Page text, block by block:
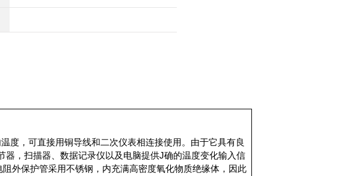
度，可直接用铜导线和二次仪表相连接使用。由于它具有良
器，扫描器、数据记录仪以及电脑提供J确的温度变化输入信
外保护管采用不锈钢，内充满高密度氧化物质绝缘体，因此